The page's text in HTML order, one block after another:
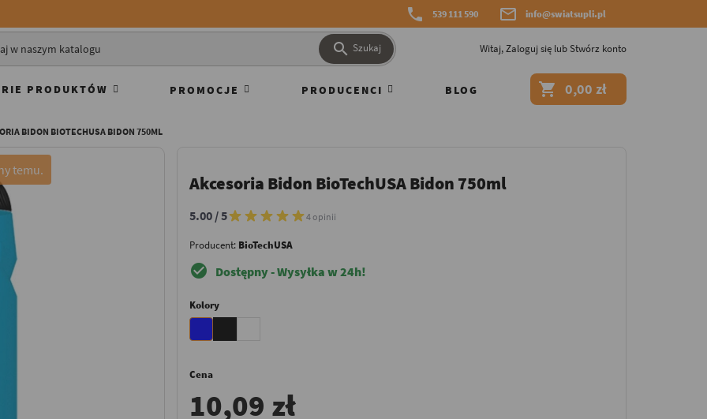
 539 111 590  info@swiatsupli.pl
 Szukaj Witaj,Zaloguj się lubStwórz konto
PRODUKTÓW PROMOCJE PRODUCENCI BLOG  0,00 zł
BIDON BIOTECHUSA BIDON 750ML
Akcesoria Bidon BioTechUSA Bidon 750ml
5.00 / 5 4 opinii
Producent: BioTechUSA
check_circle Dostępny - Wysyłka w 24h!
Kolory
Niebieski
Cena
10,09 zł